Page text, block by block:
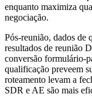
enquanto maximiza
negociação.
Pós-reunião, dados de
resultados de reunião
conversão formulário-
qualificação preveem
roteamento levam a
SDR e AE são mais